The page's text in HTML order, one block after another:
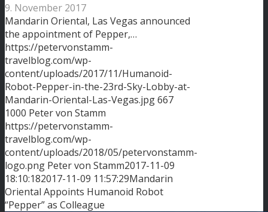
9. November 2017
Mandarin Oriental, Las Vegas announced
the appointment of Pepper,…
https://petervonstamm-
travelblog.com/wp-
content/uploads/2017/11/Humanoid-
Robot-Pepper-in-the-23rd-Sky-Lobby-at-
Mandarin-Oriental-Las-Vegas.jpg667
1000 Peter von Stamm
https://petervonstamm-
travelblog.com/wp-
content/uploads/2018/05/petervonstamm-
logo.png Peter von Stamm2017-11-09
18:10:182017-11-09 11:57:29Mandarin
Oriental Appoints Humanoid Robot
“Pepper” as Colleague